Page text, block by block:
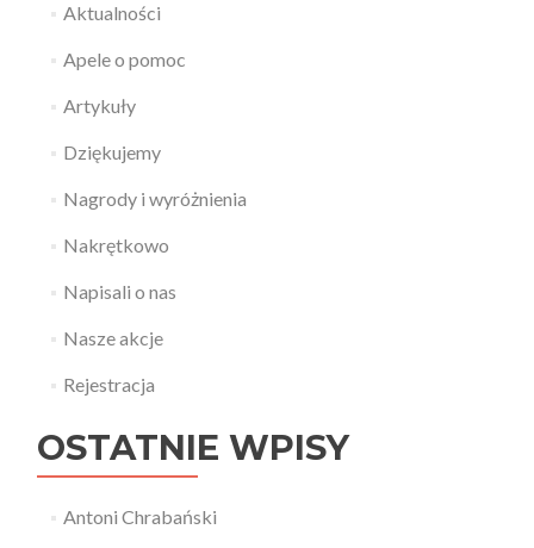
Aktualności
Apele o pomoc
Artykuły
Dziękujemy
Nagrody i wyróżnienia
Nakrętkowo
Napisali o nas
Nasze akcje
Rejestracja
OSTATNIE WPISY
Antoni Chrabański